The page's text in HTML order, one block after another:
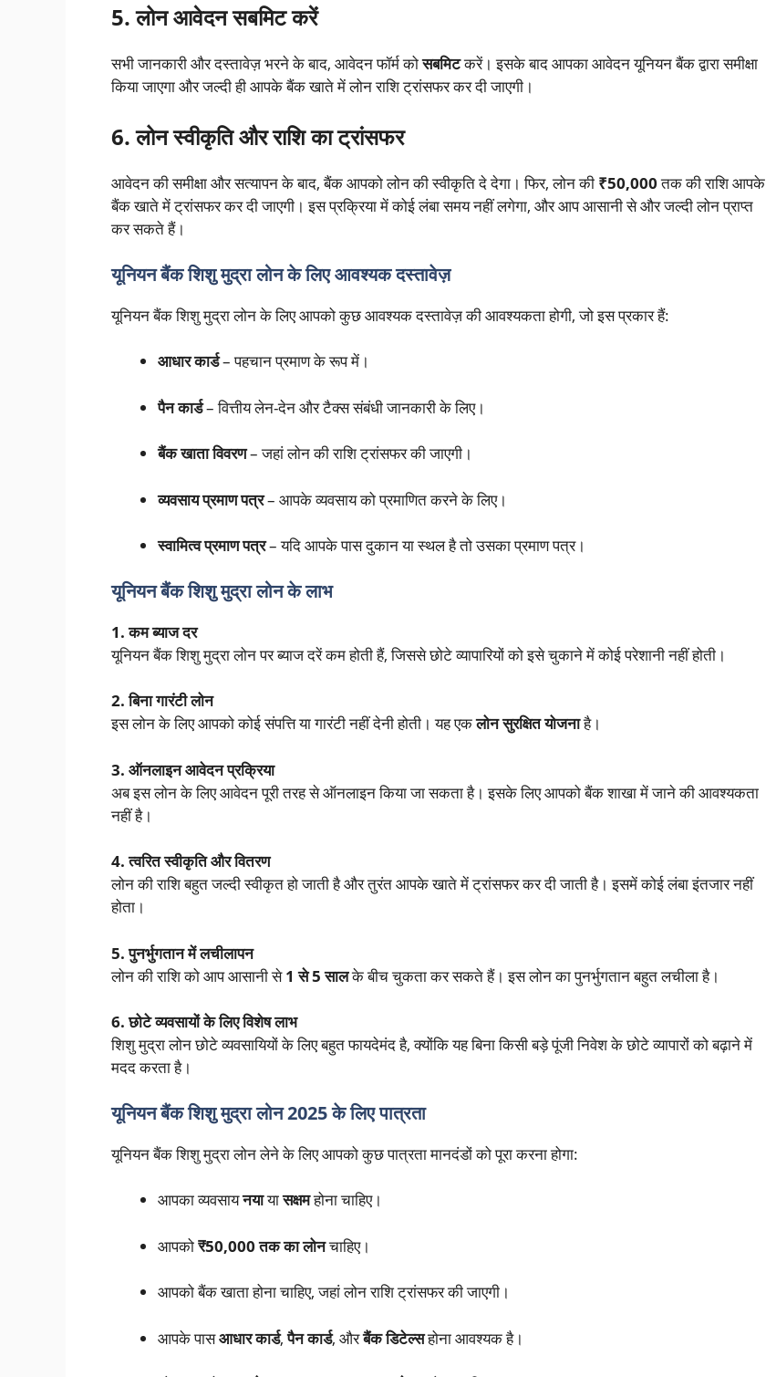
5. लोन आवेदन सबमिट करें
सभी जानकारी और दस्तावेज़ भरने के बाद, आवेदन फॉर्म कोसबमिटकरें। इसके बाद आपका आवेदन यूनियन बैंक द्वारा समीक्षा
किया जाएगा और जल्दी ही आपके बैंक खाते में लोन राशि ट्रांसफर कर दी जाएगी।
6. लोन स्वीकृति और राशि का ट्रांसफर
आवेदन की समीक्षा और सत्यापन के बाद, बैंक आपको लोन की स्वीकृति दे देगा। फिर, लोन की ₹50,000तक की राशि आपके
बैंक खाते में ट्रांसफर कर दी जाएगी। इस प्रक्रिया में कोई लंबा समय नहीं लगेगा, और आप आसानी से और जल्दी लोन प्राप्त
कर सकते हैं।
यूनियन बैंक शिशु मुद्रा लोन के लिए आवश्यक दस्तावेज़
यूनियन बैंक शिशु मुद्रा लोन के लिए आपको कुछ आवश्यक दस्तावेज़ की आवश्यकता होगी, जो इस प्रकार हैं:
आधार कार्ड– पहचान प्रमाण के रूप में।
पैन कार्ड– वित्तीय लेन-देन और टैक्स संबंधी जानकारी के लिए।
बैंक खाता विवरण– जहां लोन की राशि ट्रांसफर की जाएगी।
व्यवसाय प्रमाण पत्र– आपके व्यवसाय को प्रमाणित करने के लिए।
स्वामित्व प्रमाण पत्र– यदि आपके पास दुकान या स्थल है तो उसका प्रमाण पत्र।
यूनियन बैंक शिशु मुद्रा लोन के लाभ
1. कम ब्याज दर
यूनियन बैंक शिशु मुद्रा लोन पर ब्याज दरें कम होती हैं, जिससे छोटे व्यापारियों को इसे चुकाने में कोई परेशानी नहीं होती।
2. बिना गारंटी लोन
इस लोन के लिए आपको कोई संपत्ति या गारंटी नहीं देनी होती। यह एकलोन सुरक्षित योजनाहै।
3. ऑनलाइन आवेदन प्रक्रिया
अब इस लोन के लिए आवेदन पूरी तरह से ऑनलाइन किया जा सकता है। इसके लिए आपको बैंक शाखा में जाने की आवश्यकता
नहीं है।
4. त्वरित स्वीकृति और वितरण
लोन की राशि बहुत जल्दी स्वीकृत हो जाती है और तुरंत आपके खाते में ट्रांसफर कर दी जाती है। इसमें कोई लंबा इंतजार नहीं
होता।
5. पुनर्भुगतान में लचीलापन
लोन की राशि को आप आसानी से1 से 5 सालके बीच चुकता कर सकते हैं। इस लोन का पुनर्भुगतान बहुत लचीला है।
6. छोटे व्यवसायों के लिए विशेष लाभ
शिशु मुद्रा लोन छोटे व्यवसायियों के लिए बहुत फायदेमंद है, क्योंकि यह बिना किसी बड़े पूंजी निवेश के छोटे व्यापारों को बढ़ाने में
मदद करता है।
यूनियन बैंक शिशु मुद्रा लोन 2025 के लिए पात्रता
यूनियन बैंक शिशु मुद्रा लोन लेने के लिए आपको कुछ पात्रता मानदंडों को पूरा करना होगा:
आपका व्यवसायनयायासक्षमहोना चाहिए।
आपको₹50,000 तक का लोनचाहिए।
आपको बैंक खाता होना चाहिए, जहां लोन राशि ट्रांसफर की जाएगी।
आपके पासआधार कार्ड,पैन कार्ड, औरबैंक डिटेल्सहोना आवश्यक है।